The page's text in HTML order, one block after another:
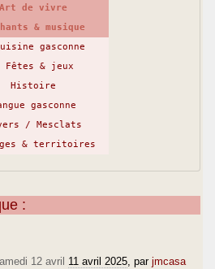
Art de vivre
& musique
gasconne
Fêtes & jeux
Histoire
gasconne
/ Mesclats
& territoires
:
12 avril 11 avril 2025 , par jmcasa